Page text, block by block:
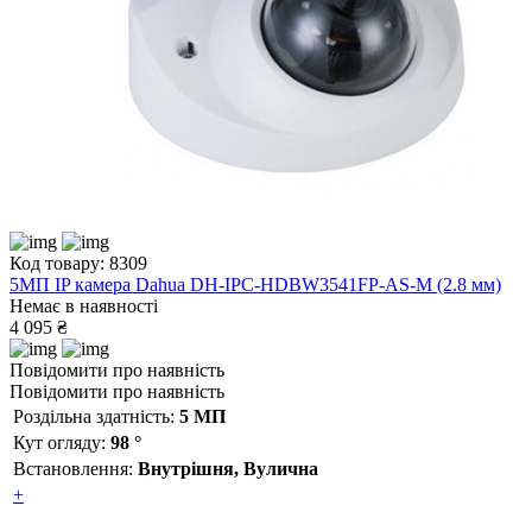
Код товару: 8309
5МП IP камера Dahua DH-IPC-HDBW3541FP-AS-M (2.8 мм)
Немає в наявності
4 095 ₴
Повідомити про наявність
Повідомити про наявність
Роздільна здатність: 5 МП
Кут огляду: 98 °
Встановлення: Внутрішня, Вулична
+